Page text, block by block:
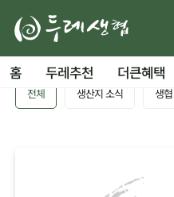
홈 두레추천 더큰혜택
전체 생산지 소식 생